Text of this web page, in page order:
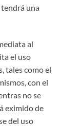
una
al
el uso
tales como el
con el
no se
eximido de
del uso